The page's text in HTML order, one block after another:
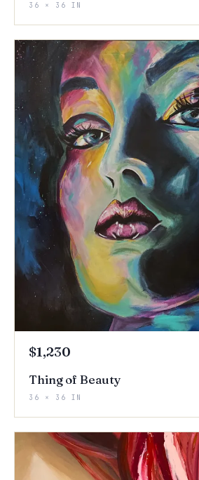
36 × 36 IN
$1,230
Thing of Beauty
36 × 36 IN